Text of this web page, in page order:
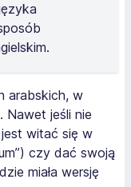
arabskich, w
Nawet jeśli nie
witać się w
czy dać swoją
miała wersję